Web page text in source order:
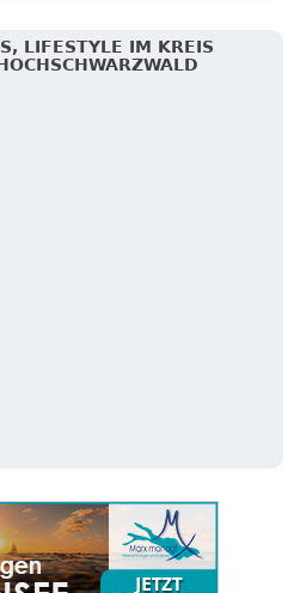
LIFESTYLE IM KREIS